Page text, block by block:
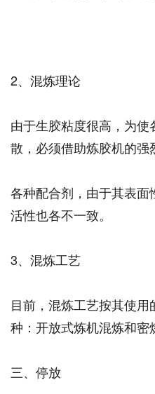
2、混炼理论
由于生胶粘度很高，为
散，必须借助炼胶机的强
各种配合剂，由于其表
活性也各不一致。
3、混炼工艺
目前，混炼工艺按其使
种：开放式炼机混炼和密
三、停放